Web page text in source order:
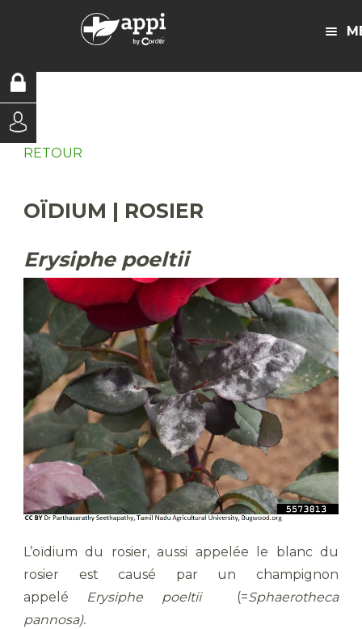
RETOUR
OÏDIUM | ROSIER
Erysiphe poeltii
L’oïdium du rosier, aussi appelée le blanc du
rosier est causé par un champignon
appelé Erysiphe poeltii (=Sphaerotheca
pannosa).